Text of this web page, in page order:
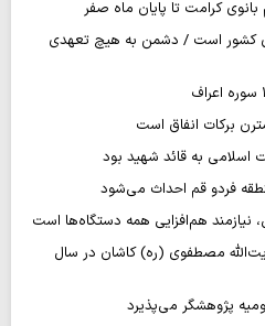
کشور است / دشمن به هیچ تعهدی
برکات انفاق است
اسلامی به قائد شهید بود
فردو قم احداث می‌شود
هم‌افزایی همه دستگاه‌ها است
مصطفوی (ره) کاشان در سال
پژوهشگر می‌پذیرد